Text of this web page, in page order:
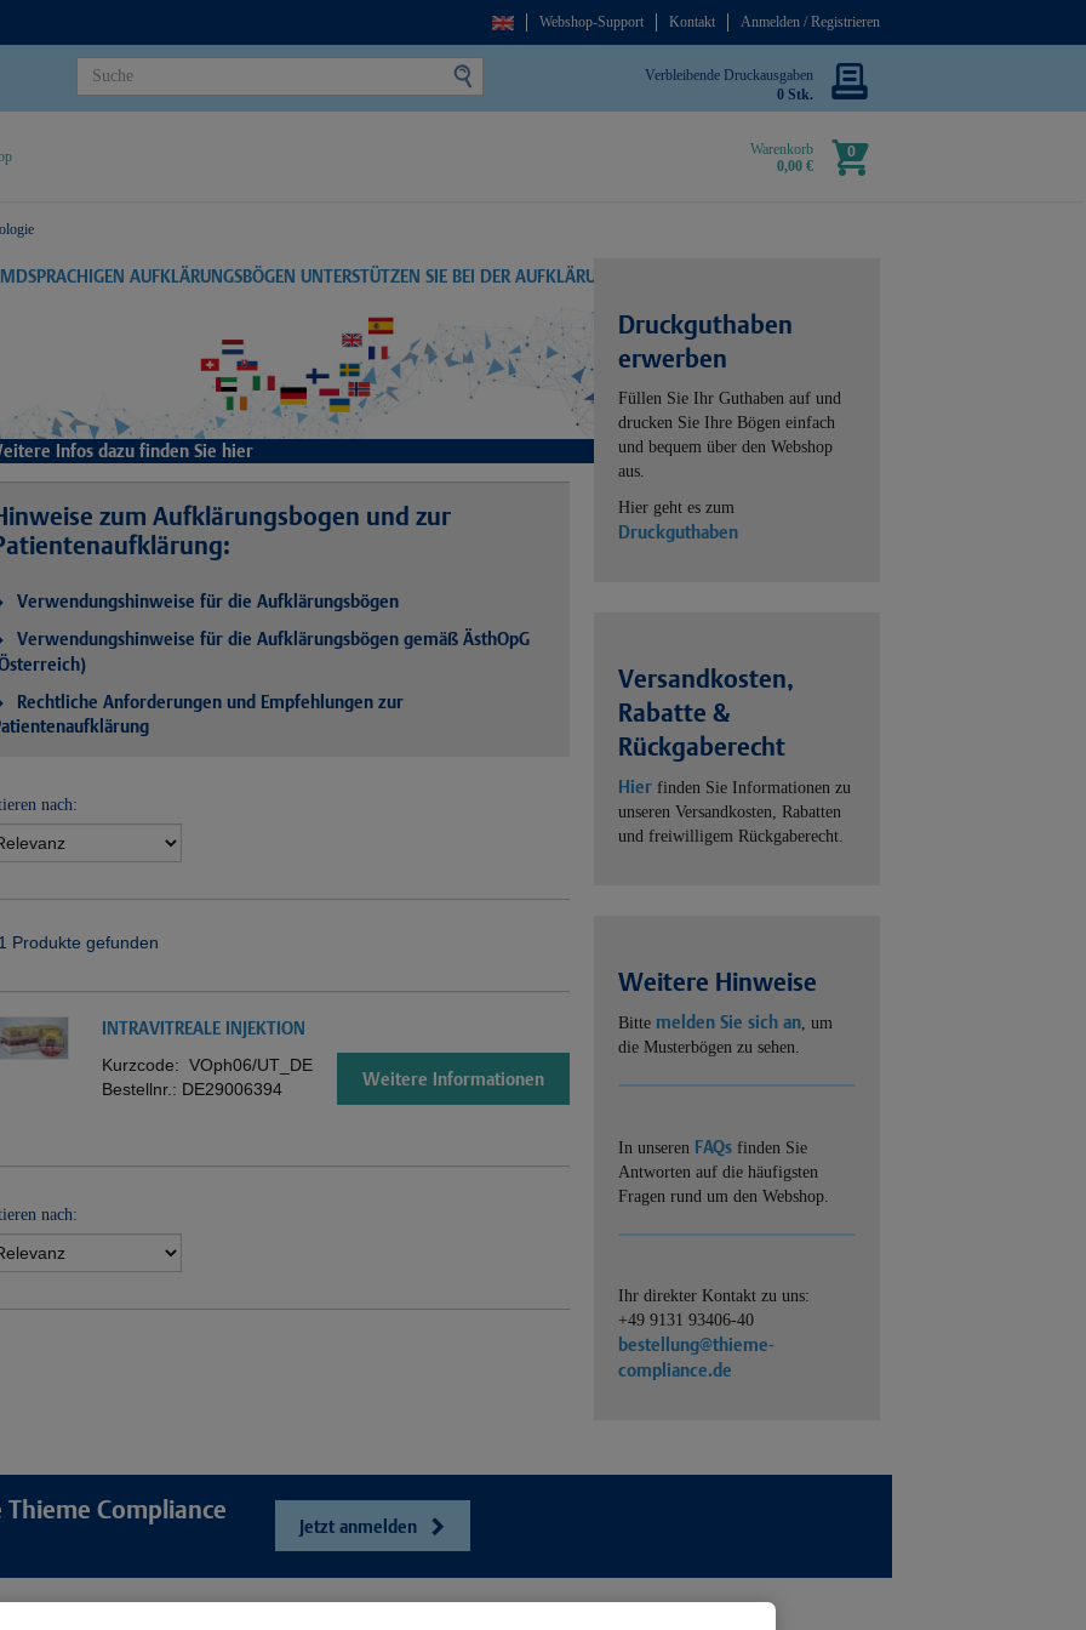
Webshop-Support Kontakt Anmelden / Registrieren
Verbleibende Druckausgaben
0 Stk.
Warenkorb
0,00 €
0
AUFKLÄRUNGSBÖGEN UNTERSTÜTZEN SIE BEI DER AUFKLÄRUNG
Infos dazu finden Sie hier
zum Aufklärungsbogen und zur
Verwendungshinweise für die Aufklärungsbögen
Verwendungshinweise für die Aufklärungsbögen gemäß ÄsthOpG
Rechtliche Anforderungen und Empfehlungen zur
nach:
1 Produkte gefunden
INTRAVITREALE INJEKTION
Kurzcode: VOph06/UT_DE
Bestellnr.: DE29006394 Weitere Informationen
nach:
Druckguthaben
erwerben
Füllen Sie Ihr Guthaben auf und
drucken Sie Ihre Bögen einfach
und bequem über den Webshop
aus.
Hier geht es zum
Druckguthaben
Versandkosten,
Rabatte &
Rückgaberecht
Hier finden Sie Informationen zu
unseren Versandkosten, Rabatten
und freiwilligem Rückgaberecht.
Weitere Hinweise
Bitte melden Sie sich an, um
die Musterbögen zu sehen.
In unseren FAQs finden Sie
Antworten auf die häufigsten
Fragen rund um den Webshop.
Ihr direkter Kontakt zu uns:
+49 9131 93406-40
bestellung@thieme-
compliance.de
Compliance
Jetzt anmelden